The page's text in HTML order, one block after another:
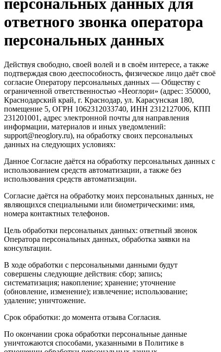
персональных данных для
ответного звонка оператора
персональных данных
Действуя свободно, своей волей и в своём интересе, а также
подтверждая свою дееспособность, физическое лицо даёт своё
согласие Оператору персональных данных — Обществу с
ограниченной ответственностью «Неоглори» (адрес: 350000,
Краснодарский край, г. Краснодар, ул. Карасунская 180,
помещение 5, ОГРН 1062312033740, ИНН 2312127006, КПП
231201001, адрес электронной почты для направления
информации, материалов и иных уведомлений:
support@neoglory.ru), на обработку своих персональных
данных на следующих условиях:
Данное Согласие даётся на обработку персональных данных с
использованием средств автоматизации, а также без
использования средств автоматизации.
Согласие даётся на обработку моих персональных данных, не
являющихся специальными или биометрическими: имя,
номера контактных телефонов.
Цель обработки персональных данных: ответный звонок
Оператора персональных данных, обработка заявки на
консультации.
В ходе обработки с персональными данными будут
совершены следующие действия: сбор; запись;
систематизация; накопление; хранение; уточнение
(обновление, изменение); извлечение; использование;
удаление; уничтожение.
Срок обработки: до момента отзыва Согласия.
По окончании срока обработки персональные данные
уничтожаются способами, указанными в Политике в